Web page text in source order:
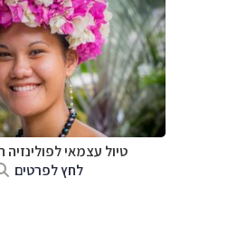
טיול עצמאי
לחץ לפרטים